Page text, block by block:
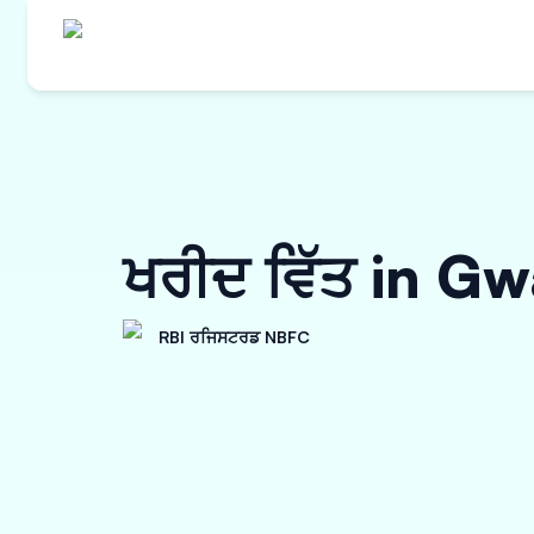
ਖਰੀਦ ਵਿੱਤ in
RBI ਰਜਿਸਟਰਡ NBFC